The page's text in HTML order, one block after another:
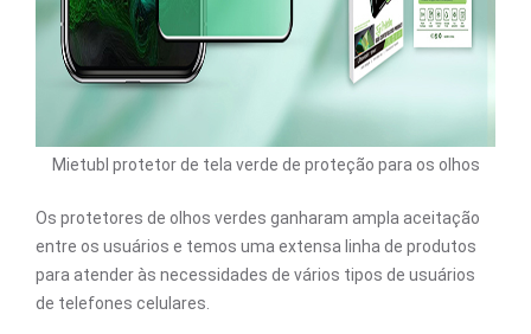
Mietubl protetor de tela verde de proteção para os olhos
Os protetores de olhos verdes ganharam ampla aceitação
entre os usuários e temos uma extensa linha de produtos
para atender às necessidades de vários tipos de usuários
de telefones celulares.